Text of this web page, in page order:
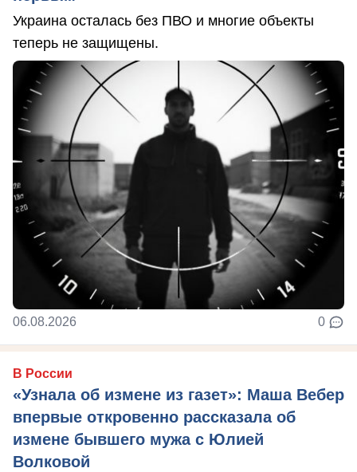
Украина осталась без ПВО и многие объекты
теперь не защищены.
06.08.2026 0
В России
«Узнала об измене из газет»: Маша Вебер
впервые откровенно рассказала об
измене бывшего мужа с Юлией
Волковой